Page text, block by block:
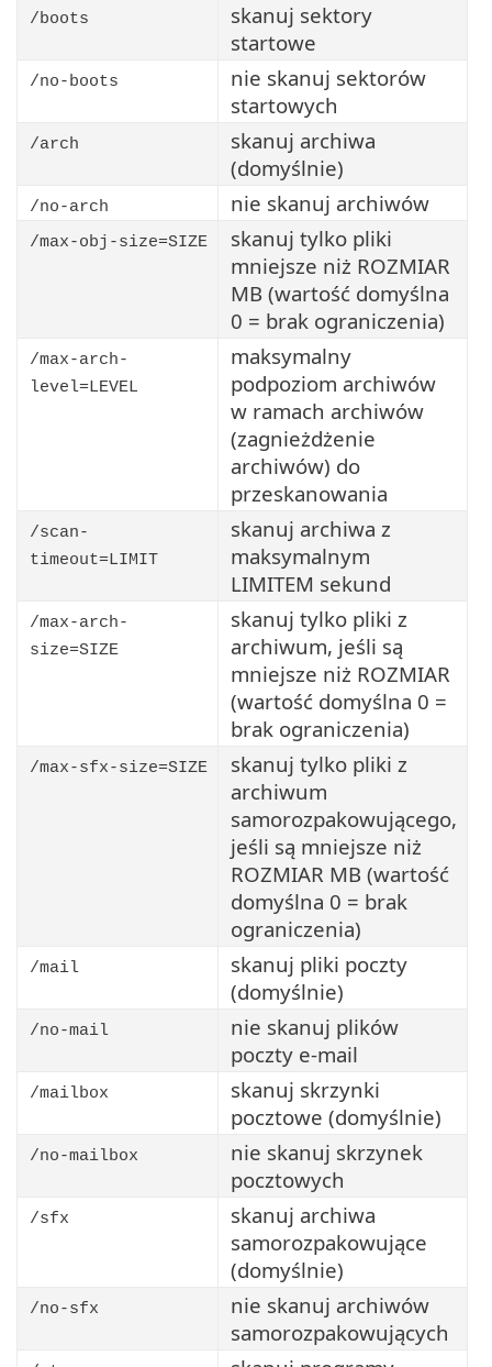
/boots
skanuj sektory
startowe
/no-boots
nie skanuj sektorów
startowych
/arch
skanuj archiwa
(domyślnie)
/no-arch nie skanuj archiwów
/max-obj-size=SIZE
skanuj tylko pliki
mniejsze niż ROZMIAR
MB (wartość domyślna
0 = brak ograniczenia)
/max-arch-
level=LEVEL
maksymalny
podpoziom archiwów
w ramach archiwów
(zagnieżdżenie
archiwów) do
przeskanowania
/scan-
timeout=LIMIT
skanuj archiwa z
maksymalnym
LIMITEM sekund
/max-arch-
size=SIZE
skanuj tylko pliki z
archiwum, jeśli są
mniejsze niż ROZMIAR
(wartość domyślna 0 =
brak ograniczenia)
/max-sfx-size=SIZE
skanuj tylko pliki z
archiwum
samorozpakowującego,
jeśli są mniejsze niż
ROZMIAR MB (wartość
domyślna 0 = brak
ograniczenia)
/mail
skanuj pliki poczty
(domyślnie)
/no-mail
nie skanuj plików
poczty e-mail
/mailbox
skanuj skrzynki
pocztowe (domyślnie)
/no-mailbox
nie skanuj skrzynek
pocztowych
/sfx
skanuj archiwa
samorozpakowujące
(domyślnie)
/no-sfx
nie skanuj archiwów
samorozpakowujących